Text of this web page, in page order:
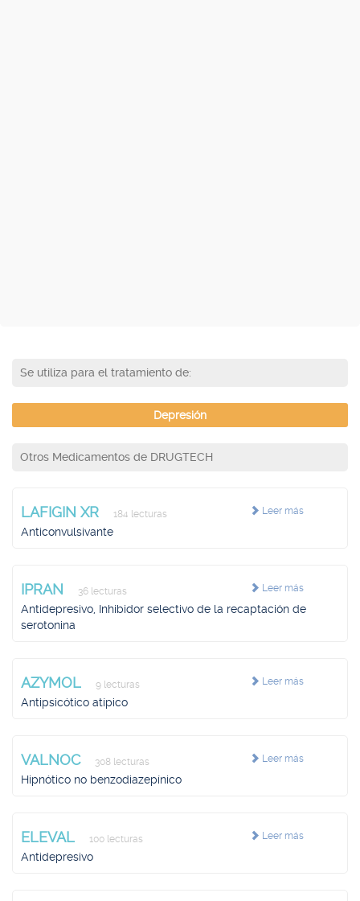
Se utiliza para el tratamiento de:
Depresión
Otros Medicamentos de DRUGTECH
Leer más
LAFIGIN XR 184 lecturas
Anticonvulsivante
Leer más
IPRAN 36 lecturas
Antidepresivo, Inhibidor selectivo de la recaptación de
serotonina
Leer más
AZYMOL 9 lecturas
Antipsicótico atípico
Leer más
VALNOC 308 lecturas
Hipnótico no benzodiazepínico
Leer más
ELEVAL 100 lecturas
Antidepresivo